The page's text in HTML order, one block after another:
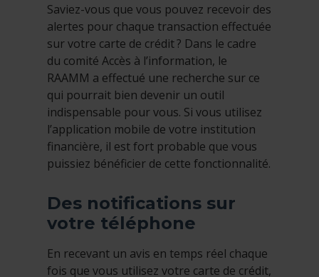
Saviez-vous que vous pouvez recevoir des
alertes pour chaque transaction effectuée
sur votre carte de crédit ? Dans le cadre
du comité Accès à l’information, le
RAAMM a effectué une recherche sur ce
qui pourrait bien devenir un outil
indispensable pour vous. Si vous utilisez
l’application mobile de votre institution
financière, il est fort probable que vous
puissiez bénéficier de cette fonctionnalité.
Des notifications sur
votre téléphone
En recevant un avis en temps réel chaque
fois que vous utilisez votre carte de crédit,